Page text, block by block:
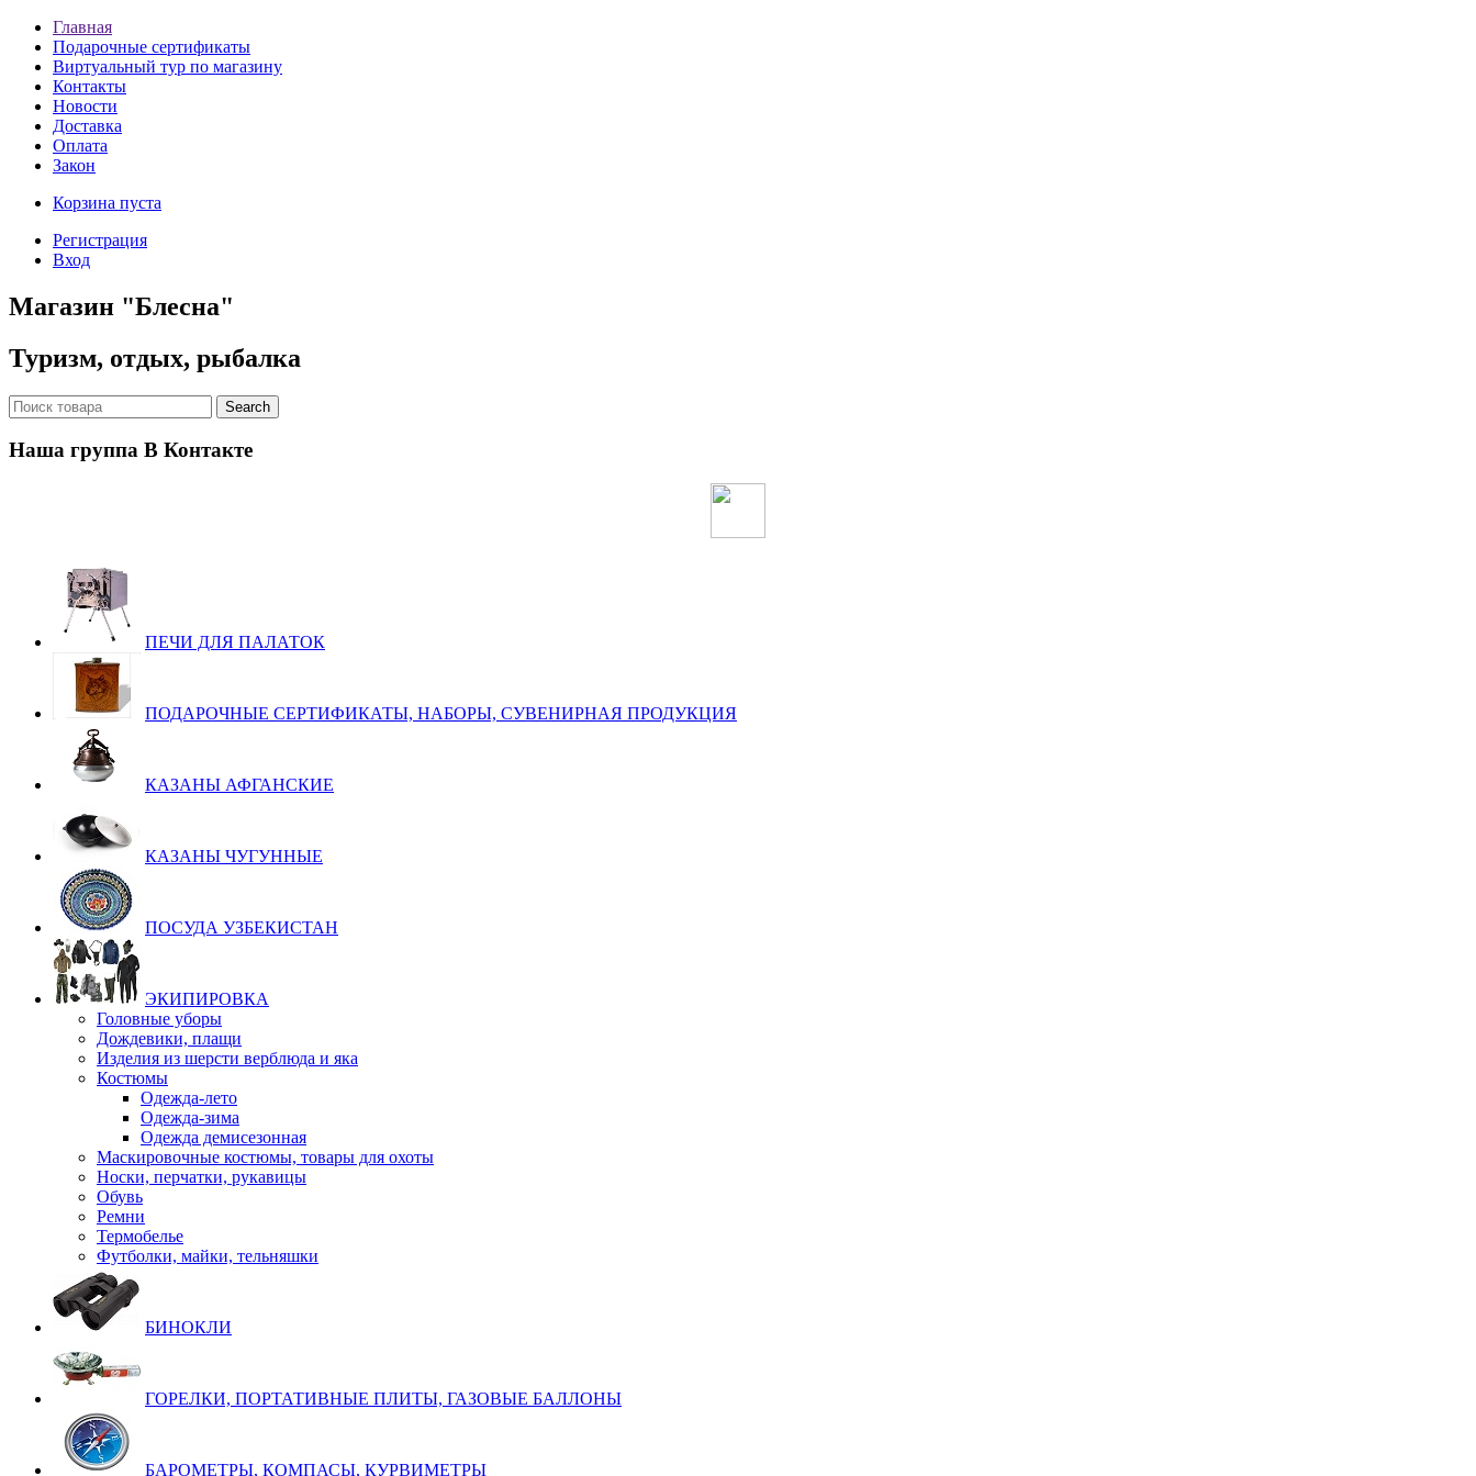
Главная
Подарочные сертификаты
Виртуальный тур по магазину
Контакты
Новости
Доставка
Оплата
Закон
Корзина пуста
Регистрация
Вход
Магазин "Блесна"
Туризм, отдых, рыбалка
Наша группа В Контакте
ПЕЧИ ДЛЯ ПАЛАТОК
ПОДАРОЧНЫЕ СЕРТИФИКАТЫ, НАБОРЫ, СУВЕНИРНАЯ ПРОДУКЦИЯ
КАЗАНЫ АФГАНСКИЕ
КАЗАНЫ ЧУГУННЫЕ
ПОСУДА УЗБЕКИСТАН
ЭКИПИРОВКА
Головные уборы
Дождевики, плащи
Изделия из шерсти верблюда и яка
Костюмы
Одежда-лето
Одежда-зима
Одежда демисезонная
Маскировочные костюмы, товары для охоты
Носки, перчатки, рукавицы
Обувь
Ремни
Термобелье
Футболки, майки, тельняшки
БИНОКЛИ
ГОРЕЛКИ, ПОРТАТИВНЫЕ ПЛИТЫ, ГАЗОВЫЕ БАЛЛОНЫ
БАРОМЕТРЫ, КОМПАСЫ, КУРВИМЕТРЫ